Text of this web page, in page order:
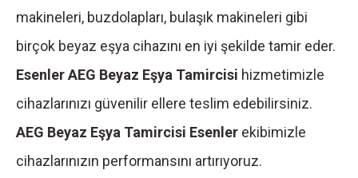
makineleri, buzdolapları, bulaşık makineleri gibi
birçok beyaz eşya cihazını en iyi şekilde tamir eder.
Esenler AEG Beyaz Eşya Tamircisi hizmetimizle
cihazlarınızı güvenilir ellere teslim edebilirsiniz.
AEG Beyaz Eşya Tamircisi Esenler ekibimizle
cihazlarınızın performansını artırıyoruz.